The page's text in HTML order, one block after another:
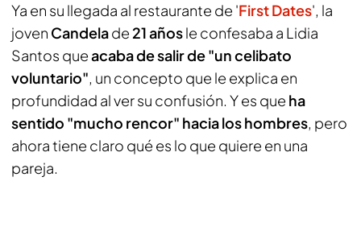
Ya en su llegada al restaurante de 'First Dates', la
joven Candelade 21 añosle confesaba a Lidia
Santos queacaba de salir de "un celibato
voluntario", un concepto que le explica en
profundidad al ver su confusión. Y es que ha
sentido "mucho rencor" hacia los hombres, pero
ahora tiene claro qué es lo que quiere en una
pareja.